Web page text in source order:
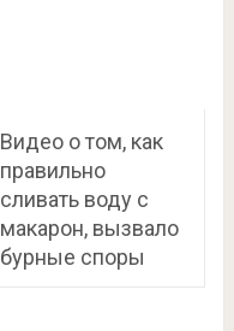
Видео о том, как
правильно
сливать воду с
макарон, вызвало
бурные споры